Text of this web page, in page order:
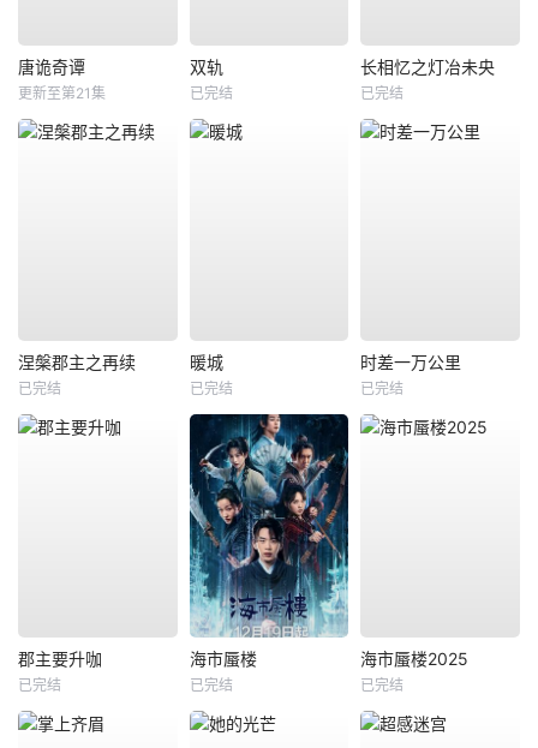
唐诡奇谭
更新至第21集
双轨
已完结
长相忆之灯冶未央
已完结
涅槃郡主之再续
已完结
暖城
已完结
时差一万公里
已完结
郡主要升咖
已完结
海市蜃楼
已完结
海市蜃楼2025
已完结